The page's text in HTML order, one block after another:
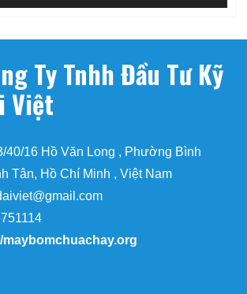
Ty Tnhh Đầu Tư Kỹ
Việt
40/16 Hồ Văn Long , Phường Bình
Tân, Hồ Chí Minh , Việt Nam